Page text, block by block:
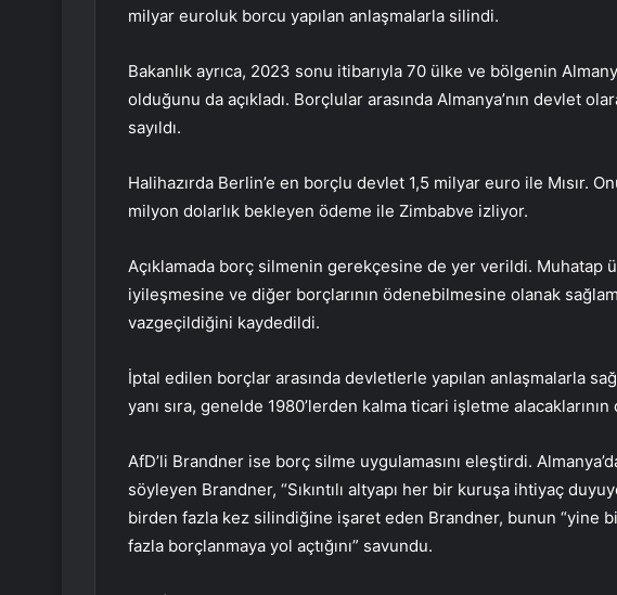
milyar euroluk borcu yapılan anlaşmalarla silindi.
Bakanlık ayrıca, 2023 sonu itibarıyla 70 ülke ve bölgenin
olduğunu da açıkladı. Borçlular arasında Almanya’nın devlet
sayıldı.
Halihazırda Berlin’e en borçlu devlet 1,5 milyar euro ile Mısır.
milyon dolarlık bekleyen ödeme ile Zimbabve izliyor.
Açıklamada borç silmenin gerekçesine de yer verildi. Muhatap
iyileşmesine ve diğer borçlarının ödenebilmesine olanak
vazgeçildiğini kaydedildi.
İptal edilen borçlar arasında devletlerle yapılan anlaşmalarla
yanı sıra, genelde 1980’lerden kalma ticari işletme
AfD’li Brandner ise borç silme uygulamasını eleştirdi.
söyleyen Brandner, “Sıkıntılı altyapı her bir kuruşa ihtiyaç
birden fazla kez silindiğine işaret eden Brandner, bunun “yine
fazla borçlanmaya yol açtığını” savundu.